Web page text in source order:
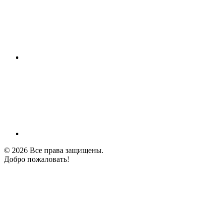
© 2026 Все права защищены.
Добро пожаловать!